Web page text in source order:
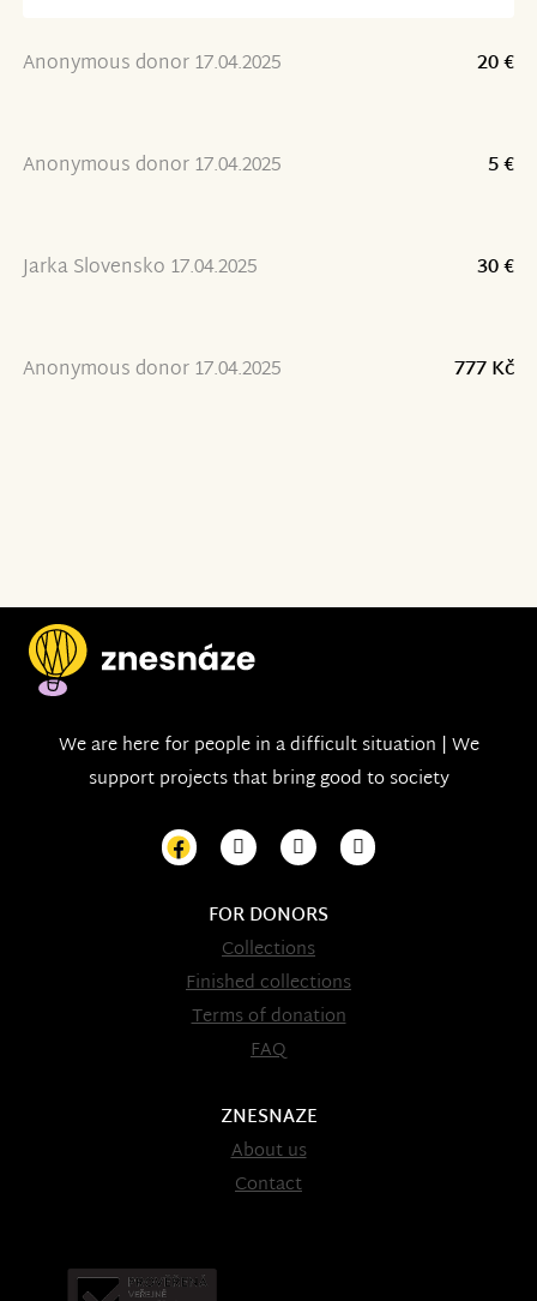
Anonymous donor 17.04.2025 20 €
Anonymous donor 17.04.2025 5 €
Jarka Slovensko 17.04.2025 30 €
Anonymous donor 17.04.2025 777 Kč
We are here for people in a difficult situation | We
support projects that bring good to society
FOR DONORS
Collections
Finished collections
Terms of donation
FAQ
ZNESNAZE
About us
Contact